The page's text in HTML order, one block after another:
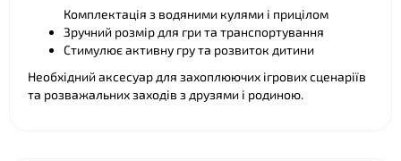
Комплектація з водяними кулями і прицілом
Зручний розмір для гри та транспортування
Стимулює активну гру та розвиток дитини
Необхідний аксесуар для захоплюючих ігрових сценаріїв
та розважальних заходів з друзями і родиною.